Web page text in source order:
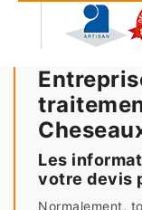
Les
votre devis
Normalement,